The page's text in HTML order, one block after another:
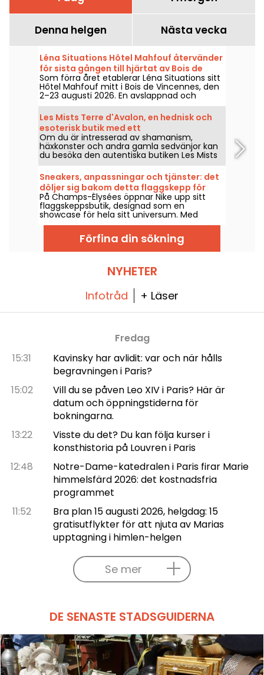
Denna helgen Nästa vecka
Léna Situations Hôtel Mahfouf återvänder
för sista gången till hjärtat av Bois de
Vincennes
Som förra året etablerar Léna Situations sitt
Hôtel Mahfouf mitt i Bois de Vincennes, den
2–23 augusti 2026. En avslappnad och
somrig plats, mellan augustivloggar,
shopping, veganska godsaker och
avkoppling, med en touch av nostalgi.
Les Mists Terre d'Avalon, en hednisk och
esoterisk butik med ett
meditationsområde
Om du är intresserad av shamanism,
häxkonster och andra gamla sedvänjor kan
du besöka den autentiska butiken Les Mists
Terre d'Avalon, som är specialiserad på
hedendom och är långt ifrån den senaste
modeflugan som dyker upp på sociala
nätverkssajter.
Sneakers, anpassningar och tjänster: det
döljer sig bakom detta flaggskepp för
sportmode på Champs-Élysées
På Champs-Élysées öppnar Nike upp sitt
flaggskeppsbutik, designad som en
showcase för hela sitt universum. Med
tjänster, skräddarsydda produkter och
efterlängtade lanseringar är butiken ett
uttryck för en ny strategi för att engagera
märket på den berömda avenue.
Förfina din sökning
NYHETER
Infotråd + Läser
Fredag
15:31
Kavinsky har avlidit: var och när hålls
begravningen i Paris?
15:02
Vill du se påven Leo XIV i Paris? Här är
datum och öppningstiderna för
bokningarna.
13:22
Visste du det? Du kan följa kurser i
konsthistoria på Louvren i Paris
12:48
Notre-Dame-katedralen i Paris firar Marie
himmelsfärd 2026: det kostnadsfria
programmet
11:52
Bra plan 15 augusti 2026, helgdag: 15
gratisutflykter för att njuta av Marias
upptagning i himlen-helgen
Se mer
DE SENASTE STADSGUIDERNA